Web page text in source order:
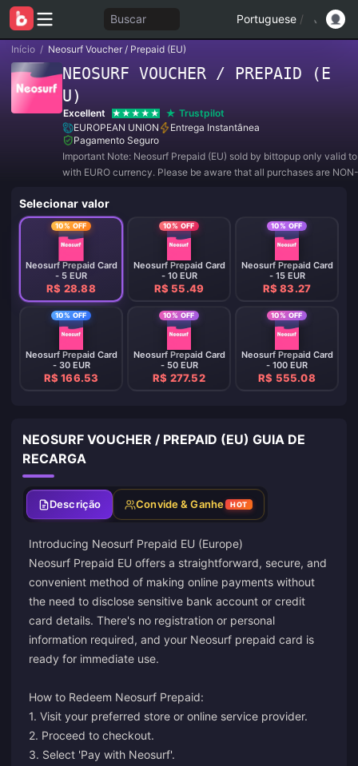
Buscar Portuguese /
Início / Neosurf Voucher / Prepaid (EU)
NEOSURF VOUCHER / PREPAID (E
U)
Excellent
Trustpilot
EUROPEAN UNION
Entrega Instantânea
Pagamento Seguro
Important Note: Neosurf Prepaid (EU) sold by bittopup only valid
with EURO currency. Please be aware that all purchases are NON-
Selecionar valor
10% OFF
Neosurf Prepaid Card
- 5 EUR
R$ 28.88
10% OFF
Neosurf Prepaid Card
- 10 EUR
R$ 55.49
10% OFF
Neosurf Prepaid Card
- 15 EUR
R$ 83.27
10% OFF
Neosurf Prepaid Card
- 30 EUR
R$ 166.53
10% OFF
Neosurf Prepaid Card
- 50 EUR
R$ 277.52
10% OFF
Neosurf Prepaid Card
- 100 EUR
R$ 555.08
NEOSURF VOUCHER / PREPAID (EU) GUIA DE
RECARGA
Descrição Convide & Ganhe HOT
Introducing Neosurf Prepaid EU (Europe)
Neosurf Prepaid EU offers a straightforward, secure, and
convenient method of making online payments without
the need to disclose sensitive bank account or credit
card details. There's no registration or personal
information required, and your Neosurf prepaid card is
ready for immediate use.
How to Redeem Neosurf Prepaid:
1. Visit your preferred store or online service provider.
2. Proceed to checkout.
3. Select 'Pay with Neosurf'.